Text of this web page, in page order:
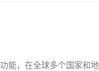
能，在全球多个国家和